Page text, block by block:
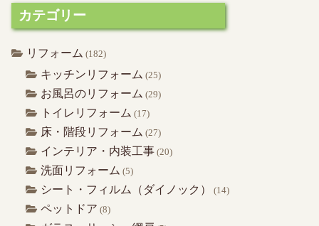
カテゴリー
リフォーム (182)
キッチンリフォーム (25)
お風呂のリフォーム (29)
トイレリフォーム (17)
床・階段リフォーム (27)
インテリア・内装工事 (20)
洗面リフォーム (5)
シート・フィルム（ダイノック） (14)
ペットドア (8)